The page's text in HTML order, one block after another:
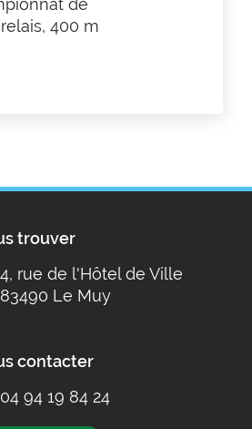
de
400 m
trouver
4, rue de l'Hôtel de Ville
83490 Le Muy
contacter
04 94 19 84 24